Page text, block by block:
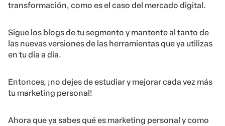
transformación, como es el caso del mercado digital.
Sigue los blogs de tu segmento y mantente al tanto de
las nuevas versiones de las herramientas que ya utilizas
en tu día a día.
Entonces, ¡no dejes de estudiar y mejorar cada vez más
tu marketing personal!
Ahora que ya sabes qué es marketing personal y como